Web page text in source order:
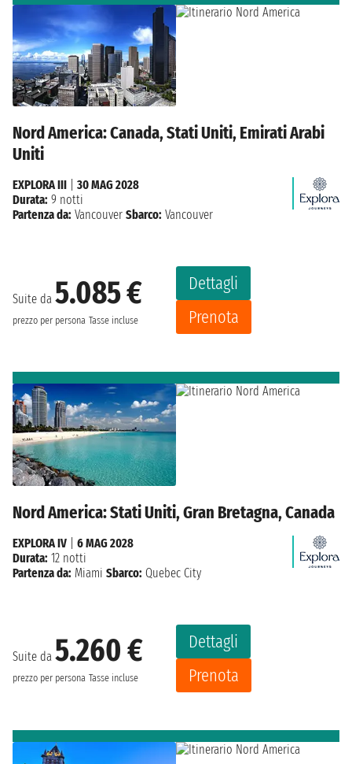
Nord America: Canada, Stati Uniti, Emirati Arabi
Uniti
Suite da 5.085 €
prezzo per persona Tasse incluse
Dettagli
Prenota
EXPLORA III
30 MAG 2028
Durata: 9 notti
Partenza da: Vancouver Sbarco: Vancouver
Nord America: Stati Uniti, Gran Bretagna, Canada
Suite da 5.260 €
prezzo per persona Tasse incluse
Dettagli
Prenota
EXPLORA IV
6 MAG 2028
Durata: 12 notti
Partenza da: Miami Sbarco: Quebec City